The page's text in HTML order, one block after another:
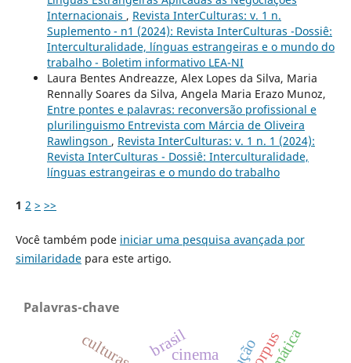
Internacionais , Revista InterCulturas: v. 1 n.
Suplemento - n1 (2024): Revista InterCulturas -Dossiê:
Interculturalidade, línguas estrangeiras e o mundo do
trabalho - Boletim informativo LEA-NI
Laura Bentes Andreazze, Alex Lopes da Silva, Maria
Rennally Soares da Silva, Angela Maria Erazo Munoz,
Entre pontes e palavras: reconversão profissional e
plurilinguismo Entrevista com Márcia de Oliveira
Rawlingson , Revista InterCulturas: v. 1 n. 1 (2024):
Revista InterCulturas - Dossiê: Interculturalidade,
línguas estrangeiras e o mundo do trabalho
1 2 > >>
Você também pode iniciar uma pesquisa avançada por
similaridadepara este artigo.
Palavras-chave
cinema
brasil
culturas